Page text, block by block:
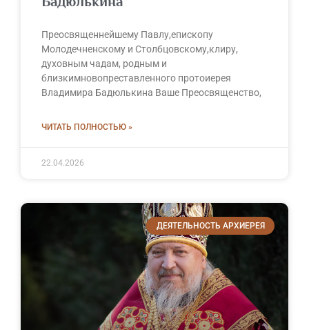
Преосвященнейшему Павлу,епископу
Молодечненскому и Столбцовскому,клиру,
духовным чадам, родным и
близкимновопреставленного протоиерея
Владимира Бадюлькина Ваше Преосвященство,
ЧИТАТЬ ПОЛНОСТЬЮ »
22.04.2026
ДЕЯТЕЛЬНОСТЬ АРХИЕРЕЯ